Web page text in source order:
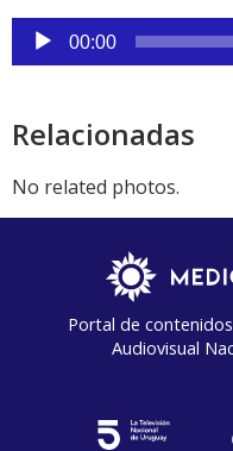
Reproductor
de
00:00
Relacionadas
No related photos.
Portal de
Audiovisual